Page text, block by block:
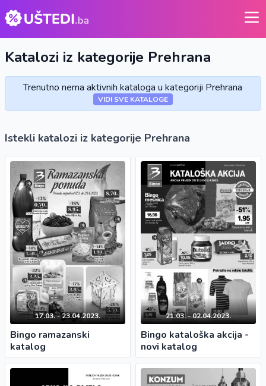
Katalozi iz kategorije Prehrana
Trenutno nema aktivnih kataloga u kategoriji Prehrana
VIDI SVE KATALOGE
Istekli katalozi iz kategorije Prehrana
17.03. - 23.04.2023.
Bingo ramazanski
katalog
21.03. - 02.04.2023.
Bingo kataloška akcija -
novi katalog